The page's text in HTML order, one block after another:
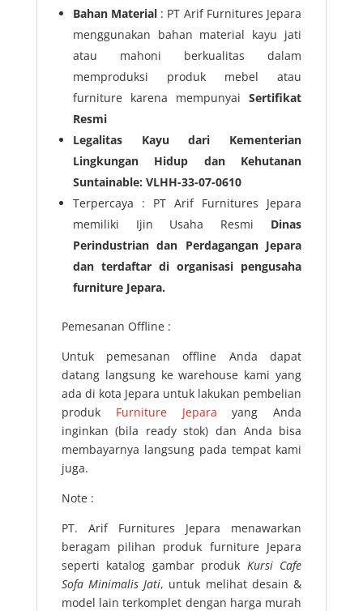
Bahan Material : PT Arif Furnitures Jepara
menggunakan bahan material kayu jati
atau mahoni berkualitas dalam
memproduksi produk mebel atau
furniture karena mempunyaiSertifikat
Resmi
Legalitas Kayu dari Kementerian
Lingkungan Hidup dan Kehutanan
Suntainable: VLHH-33-07-0610
Terpercaya : PT Arif Furnitures Jepara
memiliki Ijin Usaha Resmi Dinas
Perindustrian dan Perdagangan Jepara
dan terdaftar di organisasi pengusaha
furniture Jepara.
Pemesanan Offline :
Untuk pemesanan offline Anda dapat
datang langsung ke warehouse kami yang
ada di kota Jepara untuk lakukan pembelian
produk Furniture Jepara yang Anda
inginkan (bila ready stok) dan Anda bisa
membayarnya langsung pada tempat kami
juga.
Note :
PT. Arif Furnitures Jepara menawarkan
beragam pilihan produk furniture Jepara
seperti katalog gambar produk Kursi Cafe
Sofa Minimalis Jati, untuk melihat desain &
model lain terkomplet dengan harga murah